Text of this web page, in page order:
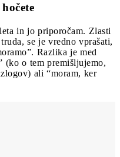
in jo priporočam. Zlasti
se je vredno vprašati,
Razlika je med
o tem premišljujemo,
ali “moram, ker